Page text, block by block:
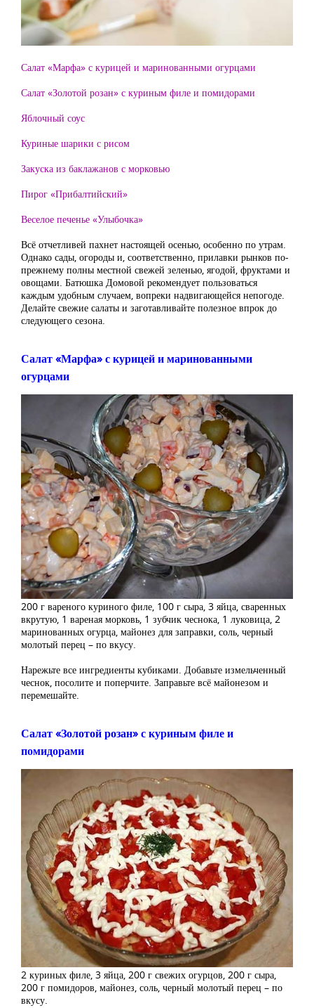
Салат «Марфа» с курицей и маринованными огурцами
Салат «Золотой розан» с куриным филе и помидорами
Яблочный соус
Куриные шарики с рисом
Закуска из баклажанов с морковью
Пирог «Прибалтийский»
Веселое печенье «Улыбочка»
Всё отчетливей пахнет настоящей осенью, особенно по утрам.
Однако сады, огороды и, соответственно, прилавки рынков по-
прежнему полны местной свежей зеленью, ягодой, фруктами и
овощами. Батюшка Домовой рекомендует пользоваться
каждым удобным случаем, вопреки надвигающейся непогоде.
Делайте свежие салаты и заготавливайте полезное впрок до
следующего сезона.
Салат «Марфа» с курицей и маринованными
огурцами
200 г вареного куриного филе, 100 г сыра, 3 яйца, сваренных
вкрутую, 1 вареная морковь, 1 зубчик чеснока, 1 луковица, 2
маринованных огурца, майонез для заправки, соль, черный
молотый перец – по вкусу.
Нарежьте все ингредиенты кубиками. Добавьте измельченный
чеснок, посолите и поперчите. Заправьте всё майонезом и
перемешайте.
Салат «Золотой розан» с куриным филе и
помидорами
2 куриных филе, 3 яйца, 200 г свежих огурцов, 200 г сыра,
200 г помидоров, майонез, соль, черный молотый перец – по
вкусу.